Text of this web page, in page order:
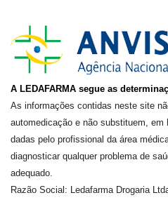
A LEDAFARMA segue as
As informações contidas neste site
automedicação e não substituem,
dadas pelo profissional da área
diagnosticar qualquer problema de
adequado.
Razão Social: Ledafarma Drogaria